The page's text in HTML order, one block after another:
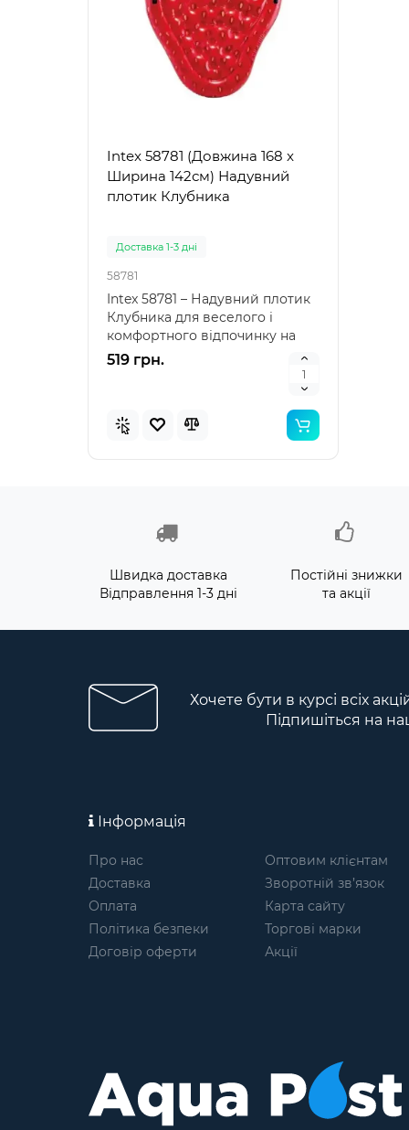
Intex 58781 (Довжина 168 x
Ширина 142см) Надувний
плотик Клубника
Доставка 1-3 дні
58781
Intex 58781 – Надувний плотик
Клубника для веселого і
комфортного відпочинку на
воді Intex 58781 – я..
519 грн.
Швидка доставка
Відправлення 1-3 дні
Постійні знижки
та акції
Хочете бути в курсі всіх
Підпишіться на
Інформація
Про нас
Доставка
Оплата
Політика безпеки
Договір оферти
Оптовим клієнтам
Зворотній зв’язок
Карта сайту
Торгові марки
Акції